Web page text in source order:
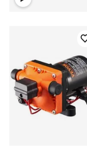
pompa 50